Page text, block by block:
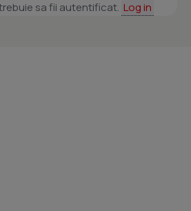
sa fii autentificat. Log in